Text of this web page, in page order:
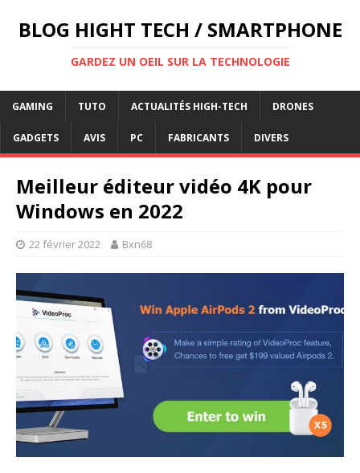
BLOG HIGHT TECH / SMARTPHONE
GARDEZ UN OEIL SUR LA TECHNOLOGIE
GAMING TUTO ACTUALITÉS HIGH-TECH DRONES
GADGETS AVIS PC FABRICANTS DIVERS
Meilleur éditeur vidéo 4K pour
Windows en 2022
22 février 2022 Bxn68